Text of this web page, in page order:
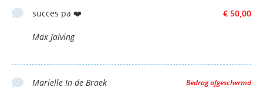
€ 50,00
succes pa ❤️
Max Jalving
Bedrag afgeschermd
Marielle In de Braek